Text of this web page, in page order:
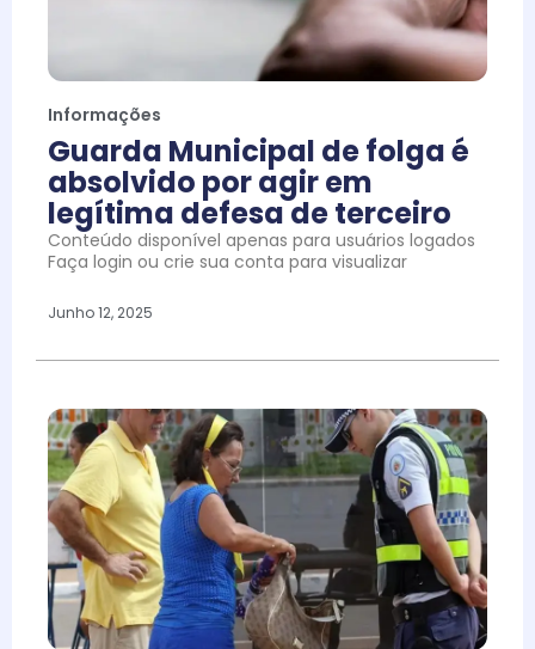
Informações
Guarda Municipal de folga é
absolvido por agir em
legítima defesa de terceiro
Conteúdo disponível apenas para usuários logados
Faça login ou crie sua conta para visualizar
Junho 12, 2025